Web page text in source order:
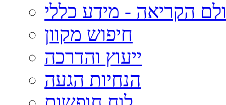
הקריאה - מידע כללי
חיפוש מקוון
ייעוץ והדרכה
הנחיות הגעה